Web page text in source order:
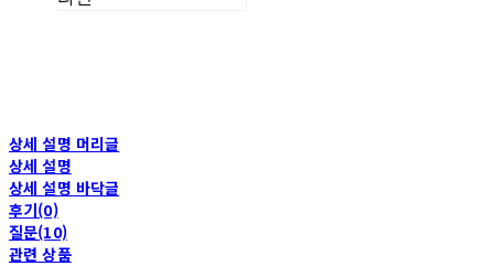
상세 설명 머리글
상세 설명
상세 설명 바닥글
후기(0)
질문(10)
관련 상품